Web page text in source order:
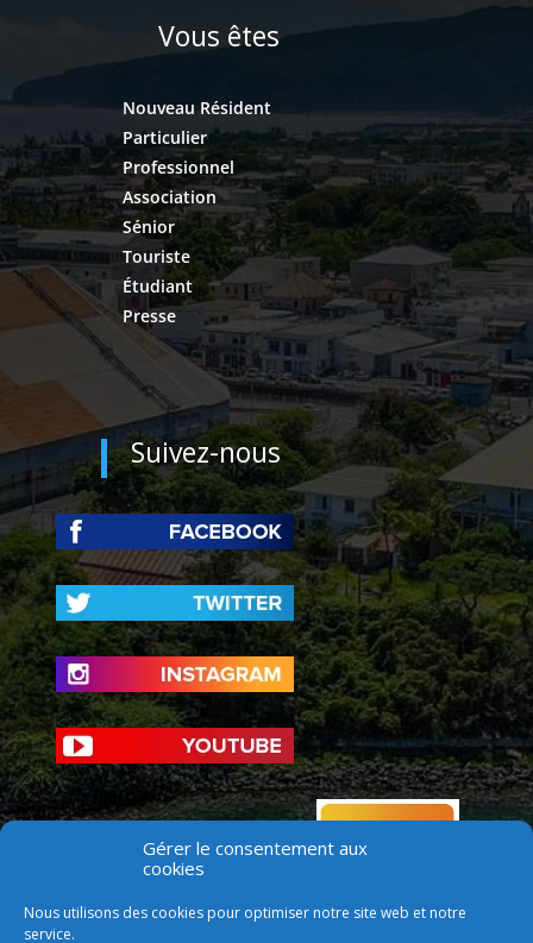
Gérer le consentement aux
cookies
Nous utilisons des cookies pour optimiser notre site web et notre
service.
Vous êtes
Nouveau Résident
Particulier
Professionnel
Association
Sénior
Touriste
Étudiant
Presse
Suivez-nous